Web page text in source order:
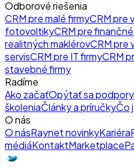
Odborové riešenia
CRM pre malé firmyCRM pre
fotovoltikyCRM pre
realitných maklérovCRM pre
servisCRM pre IT firmyCRM
stavebné firmy
Radíme
Ako začaťOpýtať sa podpory
školeniaČlánky a príručkyČo
O nás
O násRaynet novinkyKariéra
médiáKontaktMarketplace